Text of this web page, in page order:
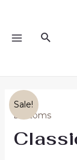
Sale!
Bottoms